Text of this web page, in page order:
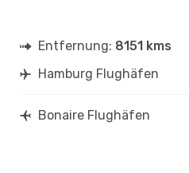
Entfernung: 8151 kms
Hamburg Flughäfen
Bonaire Flughäfen